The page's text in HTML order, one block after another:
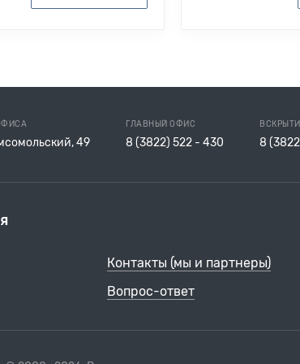
49
ГЛАВНЫЙ ОФИС
8 (3822) 522 - 430 8
Контакты (мы и партнеры)
Вопрос-ответ